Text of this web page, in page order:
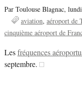
Par Toulouse Blagnac,
aviation aéroport de
cinquième aéroport de
Lesfréquences
septembre.